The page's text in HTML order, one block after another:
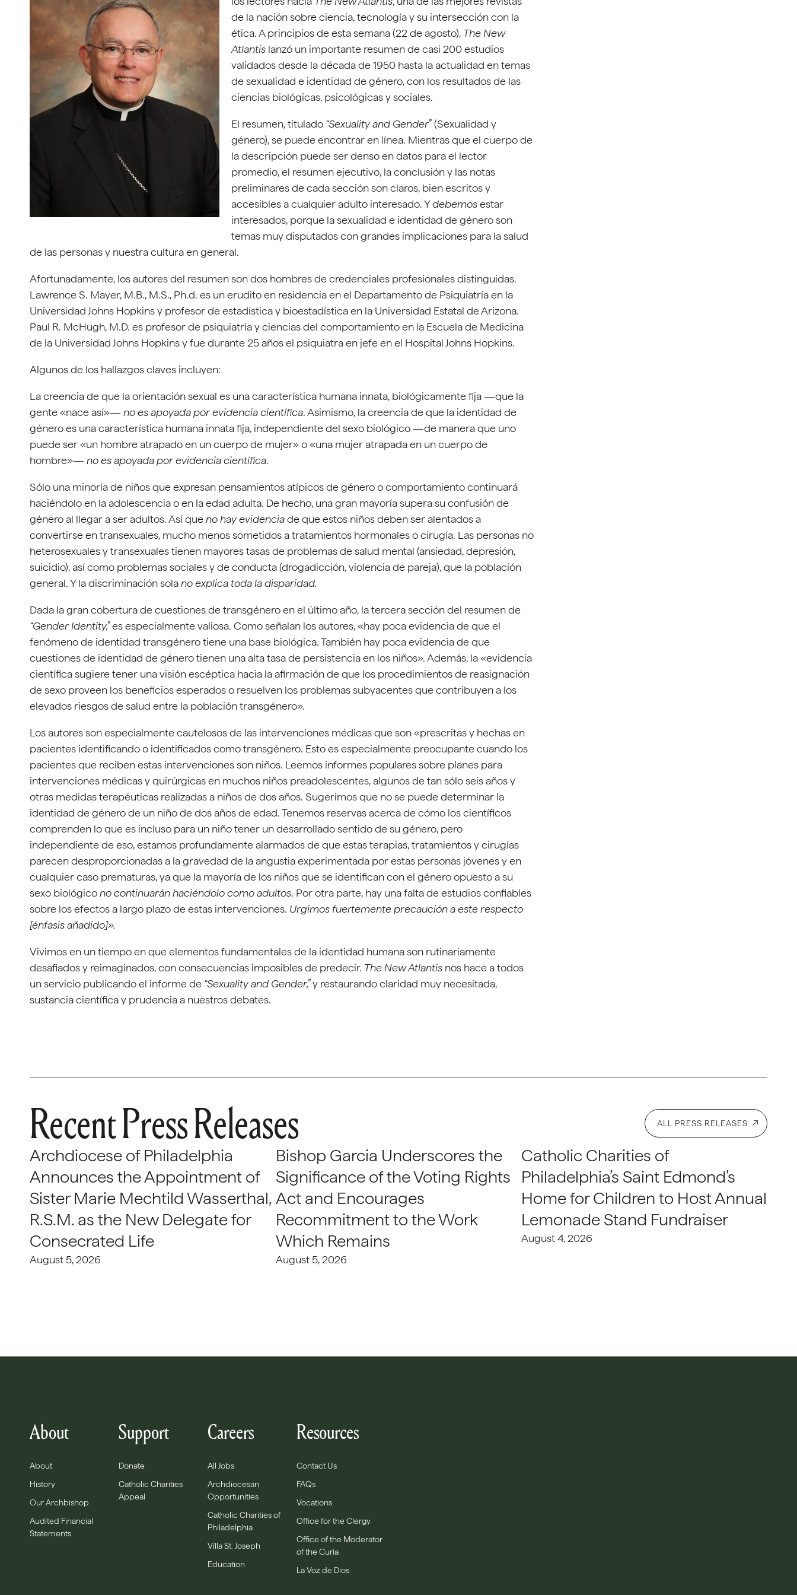
de la nación sobre ciencia, tecnología y su intersección con la
ética. A principios de esta semana (22 de agosto), The New
Atlantis lanzó un importante resumen de casi 200 estudios
validados desde la década de 1950 hasta la actualidad en temas
de sexualidad e identidad de género, con los resultados de las
ciencias biológicas, psicológicas y sociales.
El resumen, titulado “Sexuality and Gender” (Sexualidad y
género), se puede encontrar en línea. Mientras que el cuerpo de
la descripción puede ser denso en datos para el lector
promedio, el resumen ejecutivo, la conclusión y las notas
preliminares de cada sección son claros, bien escritos y
accesibles a cualquier adulto interesado. Ydebemosestar
interesados, porque la sexualidad e identidad de género son
temas muy disputados con grandes implicaciones para la salud
de las personas y nuestra cultura en general.
Afortunadamente, los autores del resumen son dos hombres de credenciales profesionales distinguidas.
Lawrence S. Mayer, M.B., M.S., Ph.d. es un erudito en residencia en el Departamento de Psiquiatría en la
Universidad Johns Hopkins y profesor de estadística y bioestadística en la Universidad Estatal de Arizona.
Paul R. McHugh, M.D. es profesor de psiquiatría y ciencias del comportamiento en la Escuela de Medicina
de la Universidad Johns Hopkins y fue durante 25 años el psiquiatra en jefe en el Hospital Johns Hopkins.
Algunos de los hallazgos claves incluyen:
La creencia de que la orientación sexual es una característica humana innata, biológicamente fija —que la
gente «nace así»— no es apoyada por evidencia científica. Asimismo, la creencia de que la identidad de
género es una característica humana innata fija, independiente del sexo biológico —de manera que uno
puede ser «un hombre atrapado en un cuerpo de mujer» o «una mujer atrapada en un cuerpo de
hombre»— no es apoyada por evidencia científica.
Sólo una minoría de niños que expresan pensamientos atípicos de género o comportamiento continuará
haciéndolo en la adolescencia o en la edad adulta. De hecho, una gran mayoría supera su confusión de
género al llegar a ser adultos. Así queno hay evidenciade que estos niños deben ser alentados a
convertirse en transexuales, mucho menos sometidos a tratamientos hormonales o cirugía. Las personas no
heterosexuales y transexuales tienen mayores tasas de problemas de salud mental (ansiedad, depresión,
suicidio), así como problemas sociales y de conducta (drogadicción, violencia de pareja), que la población
general. Y la discriminación solano explica toda la disparidad.
Dada la gran cobertura de cuestiones de transgénero en el último año, la tercera sección del resumen de
“Gender Identity,”es especialmente valiosa. Como señalan los autores, «hay poca evidencia de que el
fenómeno de identidad transgénero tiene una base biológica. También hay poca evidencia de que
cuestiones de identidad de género tienen una alta tasa de persistencia en los niños». Además, la «evidencia
científica sugiere tener una visión escéptica hacia la afirmación de que los procedimientos de reasignación
de sexo proveen los beneficios esperados o resuelven los problemas subyacentes que contribuyen a los
elevados riesgos de salud entre la población transgénero».
Los autores son especialmente cautelosos de las intervenciones médicas que son «prescritas y hechas en
pacientes identificando o identificados como transgénero. Esto es especialmente preocupante cuando los
pacientes que reciben estas intervenciones son niños. Leemos informes populares sobre planes para
intervenciones médicas y quirúrgicas en muchos niños preadolescentes, algunos de tan sólo seis años y
otras medidas terapéuticas realizadas a niños de dos años. Sugerimos que no se puede determinar la
identidad de género de un niño de dos años de edad. Tenemos reservas acerca de cómo los científicos
comprenden lo que es incluso para un niño tener un desarrollado sentido de su género, pero
independiente de eso, estamos profundamente alarmados de que estas terapias, tratamientos y cirugías
parecen desproporcionadas a la gravedad de la angustia experimentada por estas personas jóvenes y en
cualquier caso prematuras, ya que la mayoría de los niños que se identifican con el género opuesto a su
sexo biológicono continuarán haciéndolo como adultos. Por otra parte, hay una falta de estudios confiables
sobre los efectos a largo plazo de estas intervenciones. Urgimos fuertemente precaución a este respecto
[énfasis añadido]».
Vivimos en un tiempo en que elementos fundamentales de la identidad humana son rutinariamente
desafiados y reimaginados, con consecuencias imposibles de predecir. The New Atlantis nos hace a todos
un servicio publicando el informe de “Sexuality and Gender,”y restaurando claridad muy necesitada,
sustancia científica y prudencia a nuestros debates.
Recent Press Releases ALL PRESS RELEASES
Archdiocese of Philadelphia
Announces the Appointment of
Sister Marie Mechtild Wasserthal,
R.S.M. as the New Delegate for
Consecrated Life
August 5, 2026
Bishop Garcia Underscores the
Significance of the Voting Rights
Act and Encourages
Recommitment to the Work
Which Remains
August 5, 2026
Catholic Charities of
Philadelphia’s Saint Edmond’s
Home for Children to Host Annual
Lemonade Stand Fundraiser
August 4, 2026
About
About
History
Our Archbishop
Audited Financial
Statements
Support
Donate
Catholic Charities
Appeal
Careers
All Jobs
Archdiocesan
Opportunities
Catholic Charities of
Philadelphia
Villa St. Joseph
Education
Resources
Contact Us
FAQs
Vocations
Office for the Clergy
Office of the Moderator
of the Curia
La Voz de Dios